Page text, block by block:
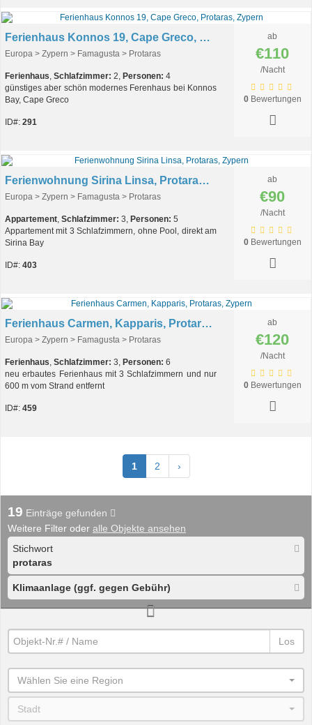
Ferienhaus Konnos 19, Cape Greco, Protaras, Zypern
Europa > Zypern > Famagusta > Protaras
Ferienhaus, Schlafzimmer: 2, Personen: 4
günstiges aber schön modernes Ferenhaus bei Konnos
Bay, Cape Greco
ID#: 291
ab
€110
/Nacht
0Bewertungen
Ferienwohnung Sirina Linsa, Protaras, Zypern
Europa > Zypern > Famagusta > Protaras
Appartement, Schlafzimmer: 3, Personen: 5
Appartement mit 3 Schlafzimmern, ohne Pool, direkt am
Sirina Bay
ID#: 403
ab
€90
/Nacht
0Bewertungen
Ferienhaus Carmen, Kapparis, Protaras, Zypern
Europa > Zypern > Famagusta > Protaras
Ferienhaus, Schlafzimmer: 3, Personen: 6
neu erbautes Ferienhaus mit 3 Schlafzimmern und nur
600 m vom Strand entfernt
ID#: 459
ab
€120
/Nacht
0Bewertungen
1 2 ›
19 Einträge gefunden
Weitere Filter oder alle Objekte ansehen
Stichwort
protaras
Klimaanlage (ggf. gegen Gebühr)
Los
Wählen Sie eine Region
Stadt